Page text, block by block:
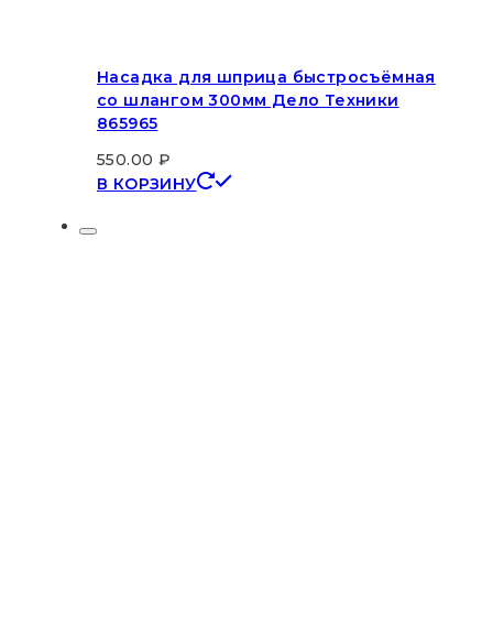
Насадка для шприца быстросъёмная
со шлангом 300мм Дело Техники
865965
550.00 ₽
В КОРЗИНУ